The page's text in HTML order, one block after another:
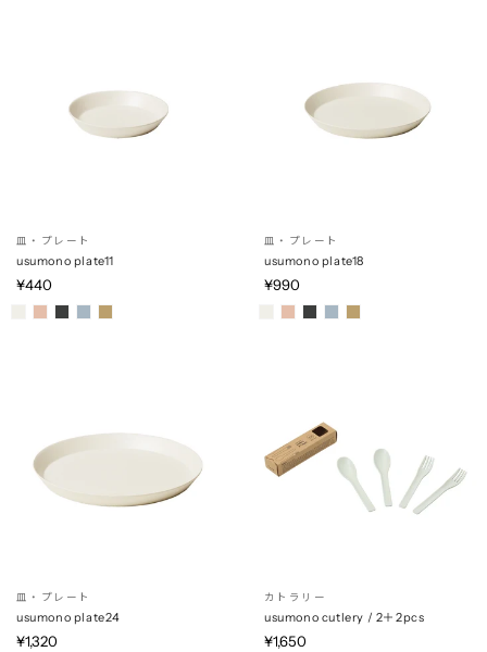
皿・プレート
usumono plate11
¥440
皿・プレート
usumono plate18
¥990
皿・プレート
usumono plate24
¥1,320
カトラリー
usumono cutlery / 2＋2pcs
¥1,650